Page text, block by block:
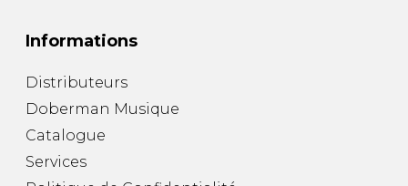
Informations
Distributeurs
Doberman Musique
Catalogue
Services